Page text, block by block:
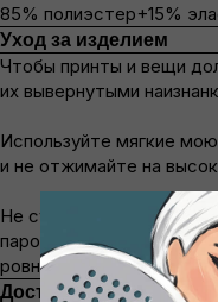
85% полиэстер+15%
Уход за изделием
Чтобы принты и вещи
их вывернутыми
Используйте мягкие
и не отжимайте на
Не сушите под прямыми
паром с изнанки. Если
ровно, то можно не
Доставка и оплата